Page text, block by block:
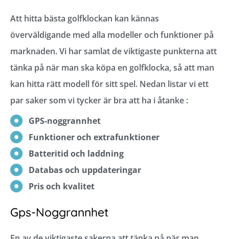
Att hitta bästa golfklockan kan kännas
överväldigande med alla modeller och funktioner på
marknaden. Vi har samlat de viktigaste punkterna att
tänka på när man ska köpa en golfklocka, så att man
kan hitta rätt modell för sitt spel. Nedan listar vi ett
par saker som vi tycker är bra att ha i åtanke :
GPS-noggrannhet
Funktioner och extrafunktioner
Batteritid och laddning
Databas och uppdateringar
Pris och kvalitet
Gps-Noggrannhet